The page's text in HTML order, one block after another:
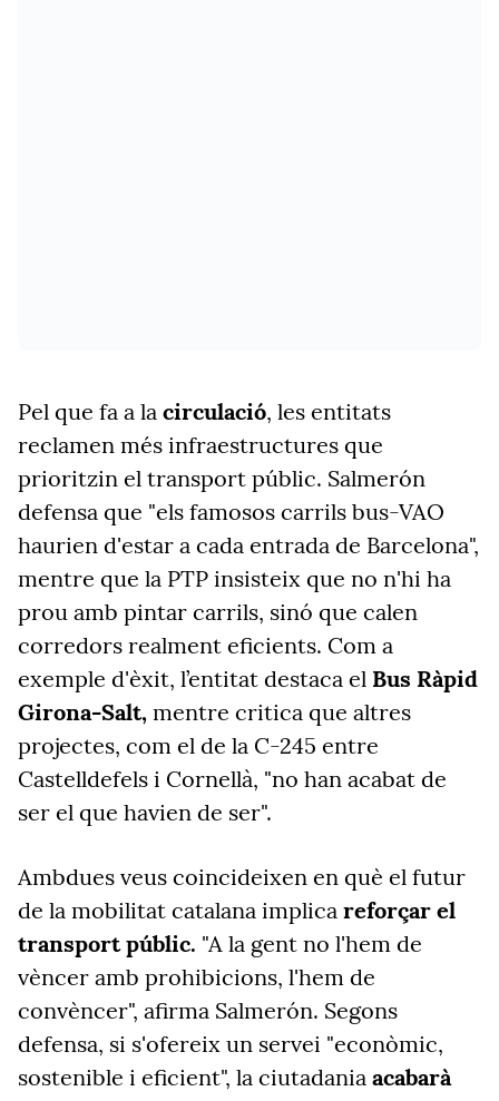
Pel que fa a la circulació, les entitats
reclamen més infraestructures que
prioritzin el transport públic. Salmerón
defensa que "els famosos carrils bus-VAO
haurien d'estar a cada entrada de Barcelona",
mentre que la PTP insisteix que no n'hi ha
prou amb pintar carrils, sinó que calen
corredors realment eficients. Com a
exemple d'èxit, l’entitat destaca el Bus Ràpid
Girona-Salt, mentre critica que altres
projectes, com el de la C-245 entre
Castelldefels i Cornellà, "no han acabat de
ser el que havien de ser".
Ambdues veus coincideixen en què el futur
de la mobilitat catalana implica reforçar el
transport públic. "A la gent no l'hem de
vèncer amb prohibicions, l'hem de
convèncer", afirma Salmerón. Segons
defensa, si s'ofereix un servei "econòmic,
sostenible i eficient", la ciutadania acabarà